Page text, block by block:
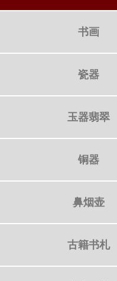
书画
瓷器
玉器翡翠
铜器
鼻烟壶
古籍书札